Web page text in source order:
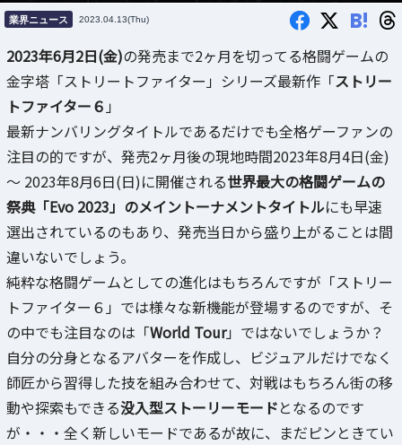
業界ニュース 2023.04.13(Thu) B!
2023年6月2日(金)の発売まで2ヶ月を切ってる格闘ゲームの
金字塔「ストリートファイター」シリーズ最新作「ストリー
トファイター６ 」
最新ナンバリングタイトルであるだけでも全格ゲーファンの
注目の的ですが、発売2ヶ月後の現地時間2023年8月4日(金)
～ 2023年8月6日(日)に開催される世界最大の格闘ゲームの
祭典「Evo 2023」のメイントーナメントタイトルにも早速
選出されているのもあり、発売当日から盛り上がることは間
違いないでしょう。
純粋な格闘ゲームとしての進化はもちろんですが「ストリー
トファイター６」では様々な新機能が登場するのですが、そ
の中でも注目なのは「World Tour」ではないでしょうか？
自分の分身となるアバターを作成し、ビジュアルだけでなく
師匠から習得した技を組み合わせて、対戦はもちろん街の移
動や探索もできる没入型ストーリーモードとなるのです
が・・・全く新しいモードであるが故に、まだピンときてい